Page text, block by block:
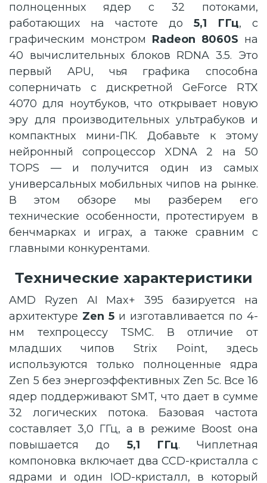
полноценных ядер с 32 потоками,
работающих на частоте до 5,1 ГГц, с
графическим монстром Radeon 8060S на
40 вычислительных блоков RDNA 3.5. Это
первый APU, чья графика способна
соперничать с дискретной GeForce RTX
4070 для ноутбуков, что открывает новую
эру для производительных ультрабуков и
компактных мини-ПК. Добавьте к этому
нейронный сопроцессор XDNA 2 на 50
TOPS — и получится один из самых
универсальных мобильных чипов на рынке.
В этом обзоре мы разберем его
технические особенности, протестируем в
бенчмарках и играх, а также сравним с
главными конкурентами.
Технические характеристики
AMD Ryzen AI Max+ 395 базируется на
архитектуре Zen 5 и изготавливается по 4-
нм техпроцессу TSMC. В отличие от
младших чипов Strix Point, здесь
используются только полноценные ядра
Zen 5 без энергоэффективных Zen 5c. Все 16
ядер поддерживают SMT, что дает в сумме
32 логических потока. Базовая частота
составляет 3,0 ГГц, а в режиме Boost она
повышается до 5,1 ГГц. Чиплетная
компоновка включает два CCD-кристалла с
ядрами и один IOD-кристалл, в который